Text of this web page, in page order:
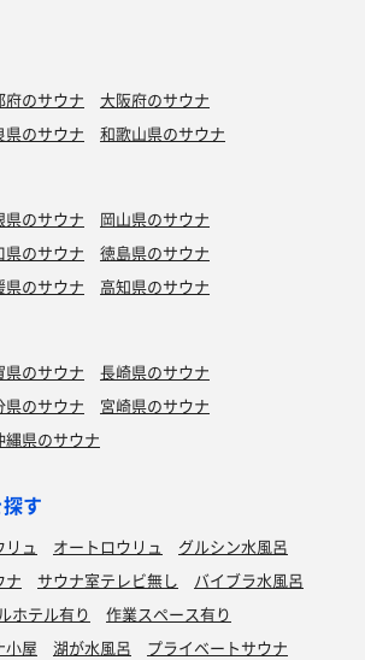
府のサウナ
大阪府のサウナ
県のサウナ 和歌山県のサウナ
県のサウナ
岡山県のサウナ
県のサウナ
徳島県のサウナ
県のサウナ 高知県のサウナ
県のサウナ
長崎県のサウナ
県のサウナ
宮崎県のサウナ
縄県のサウナ
す
リュ オートロウリュ
グルシン水風呂
ナ サウナ室テレビ無し
バイブラ水風呂
ホテル有り
作業スペース有り
小屋 湖が水風呂 プライベートサウナ